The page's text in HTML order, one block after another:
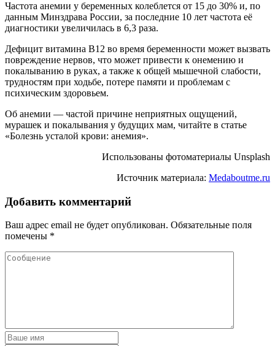
Частота анемии у беременных колеблется от 15 до 30% и, по
данным Минздрава России, за последние 10 лет частота её
диагностики увеличилась в 6,3 раза.
Дефицит витамина B12 во время беременности может вызвать
повреждение нервов, что может привести к онемению и
покалыванию в руках, а также к общей мышечной слабости,
трудностям при ходьбе, потере памяти и проблемам с
психическим здоровьем.
Об анемии — частой причине неприятных ощущений,
мурашек и покалывания у будущих мам, читайте в статье
«Болезнь усталой крови: анемия».
Использованы фотоматериалы Unsplash
Источник материала: Medaboutme.ru
Добавить комментарий
Ваш адрес email не будет опубликован. Обязательные поля
помечены *